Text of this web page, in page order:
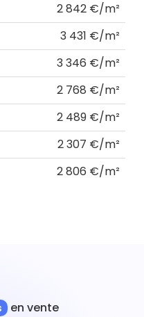
2 842 €/m²
3 431 €/m²
3 346 €/m²
2 768 €/m²
2 489 €/m²
2 307 €/m²
2 806 €/m²
en vente